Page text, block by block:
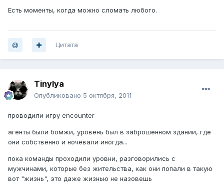
Есть моменты, когда можно сломать любого.
Цитата
Tinylya
Опубликовано 5 октября, 2011
проводили игру encounter
агенты были бомжи, уровень был в заброшенном здании, где
они собственно и ночевали иногда...
пока команды проходили уровни, разговорились с
мужчинами, которые без жительства, как они попали в такую
вот "жизнь", это даже жизнью не назовешь